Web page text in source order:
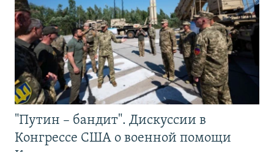
"Путин – бандит". Дискуссии в
Конгрессе США о военной помощи